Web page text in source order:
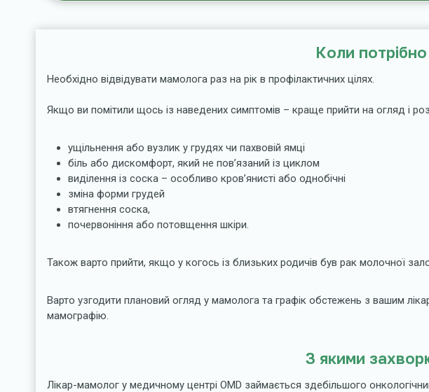
Коли
Необхідно відвідувати мамолога раз на рік в профілактичних цілях.
Якщо ви помітили щось із наведених симптомів – краще прийти на огляд і
ущільнення або вузлик у грудях чи пахвовій ямці
біль або дискомфорт, який не пов’язаний із циклом
виділення із соска – особливо кров’янисті або однобічні
зміна форми грудей
втягнення соска,
почервоніння або потовщення шкіри.
Також варто прийти, якщо у когось із близьких родичів був рак молочної
Варто узгодити плановий огляд у мамолога та графік обстежень з вашим
мамографію.
З якими
Лікар-мамолог у медичному центрі OMD займається здебільшого